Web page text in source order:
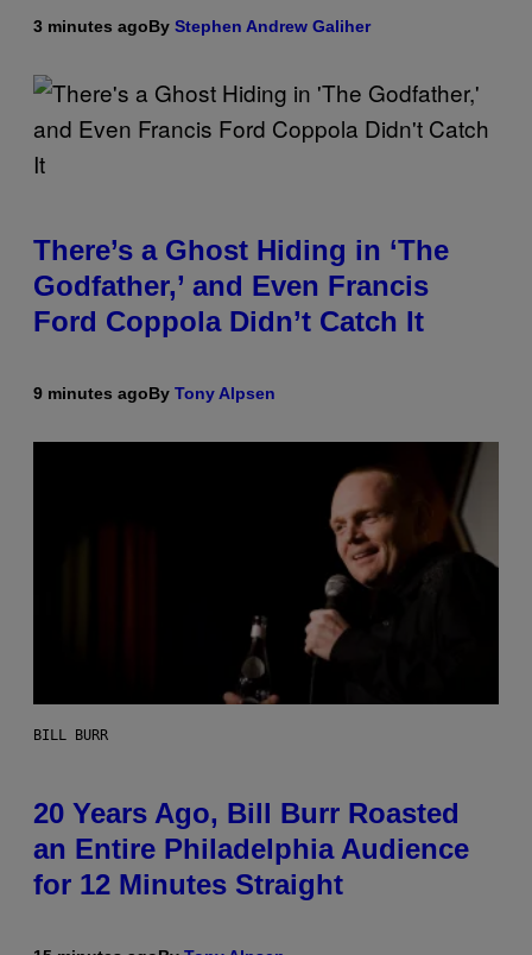
3 minutes agoBy Stephen Andrew Galiher
There’s a Ghost Hiding in ‘The
Godfather,’ and Even Francis
Ford Coppola Didn’t Catch It
9 minutes agoBy Tony Alpsen
BILL BURR
20 Years Ago, Bill Burr Roasted
an Entire Philadelphia Audience
for 12 Minutes Straight